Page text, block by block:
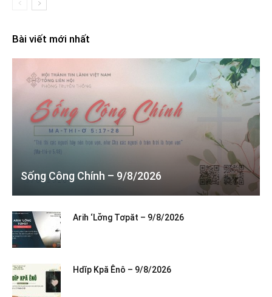
Bài viết mới nhất
Sống Công Chính – 9/8/2026
Arih ‘Lơ̆ng Tơpăt – 9/8/2026
Hdĭp Kpă Ênô – 9/8/2026